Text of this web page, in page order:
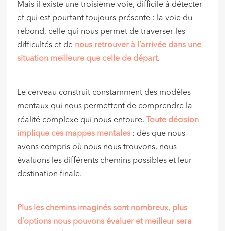
Mais il existe une troisième voie, difficile à détecter
et qui est pourtant toujours présente : la voie du
rebond, celle qui nous permet de traverser les
difficultés et de nous retrouver à l’arrivée dans une
situation meilleure que celle de départ.
Le cerveau construit constamment des modèles
mentaux qui nous permettent de comprendre la
réalité complexe qui nous entoure. Toute décision
implique ces mappes mentales : dès que nous
avons compris où nous nous trouvons, nous
évaluons les différents chemins possibles et leur
destination finale.
Plus les chemins imaginés sont nombreux, plus
d’options nous pouvons évaluer et meilleur sera